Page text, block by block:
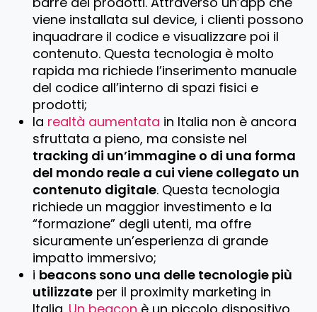
viene installata sul device, i clienti possono
inquadrare il codice e visualizzare poi il
contenuto. Questa tecnologia è molto
rapida ma richiede l’inserimento manuale
del codice all’interno di spazi fisici e
prodotti;
la realtà aumentata in Italia non è ancora
sfruttata a pieno, ma consiste nel
tracking di un’immagine o di una forma
del mondo reale a cui viene collegato un
contenuto digitale. Questa tecnologia
richiede un maggior investimento e la
“formazione” degli utenti, ma offre
sicuramente un’esperienza di grande
impatto immersivo;
i beacons sono una delle tecnologie più
utilizzate per il proximity marketing in